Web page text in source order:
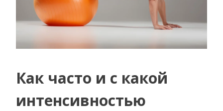
Как часто и с какой
интенсивностью